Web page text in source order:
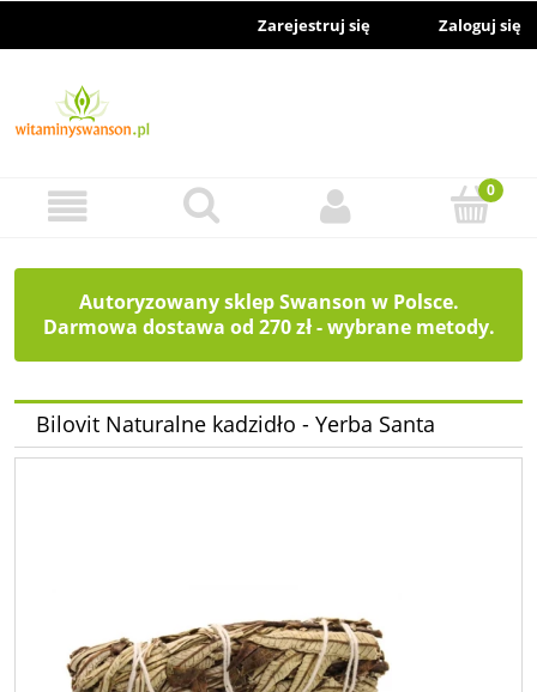
Zarejestruj się Zaloguj się
Autoryzowany sklep Swanson w Polsce.
Darmowa dostawa od 270 zł - wybrane metody.
Bilovit Naturalne kadzidło - Yerba Santa